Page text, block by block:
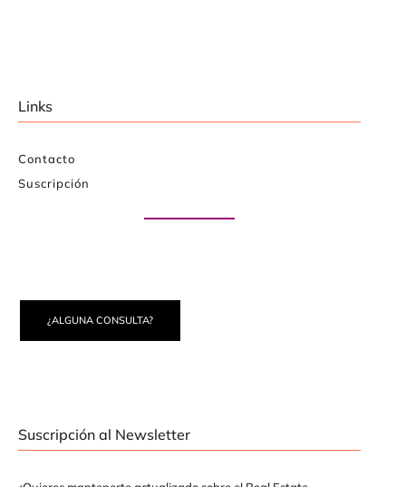
Links
Contacto
Suscripción
¿ALGUNA CONSULTA?
Suscripción al Newsletter